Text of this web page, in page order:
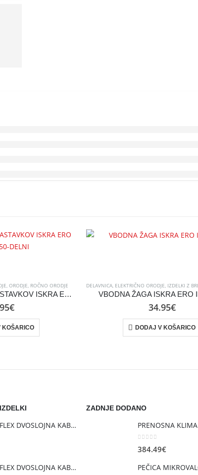
, ORODJE, ROČNO ORODJE
SET SVEDROV IN NASTAVKOV ISKRA ERO FST050, 50-DELNI
€
KOŠARICO
DELAVNICA, ELEKTRIČNO ORODJE, IZDELKI Z
VBODNA ŽAGA ISKRA ERO
34.95€
DODAJ V KOŠARICO
STIGMAFLEX DVOSLOJNA KABELSKA CEV fi 110mm , kolut 50 m, cena za tekoči meter
STIGMAFLEX DVOSLOJNA KABELSKA CEV fi 75mm , kolut 50 m, cena za tekoči meter
ZADNJE DODANO
384.49€